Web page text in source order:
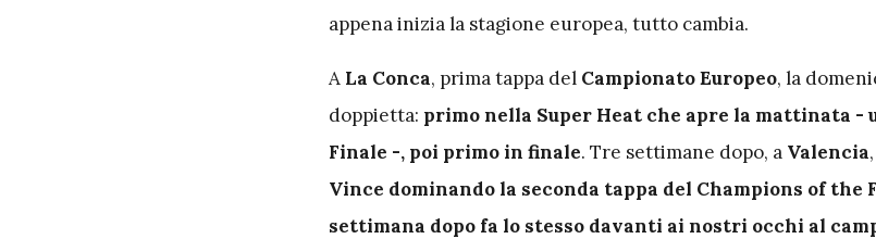
appena inizia la stagione europea, tutto cambia.
A La Conca, prima tappa del Campionato Europeo, la
doppietta: primo nella Super Heat che apre la mattinata -
Finale -, poi primo in finale. Tre settimane dopo, a Valencia
Vince dominando la seconda tappa del Champions of the
settimana dopo fa lo stesso davanti ai nostri occhi al